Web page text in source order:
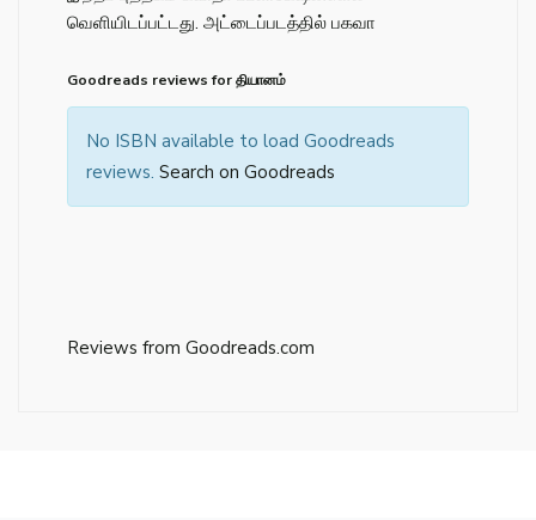
வெளியிடப்பட்டது. அட்டைப்படத்தில் பகவா
Goodreads reviews for தியானம்
No ISBN available to load Goodreads
reviews. Search on Goodreads
Reviews from Goodreads.com